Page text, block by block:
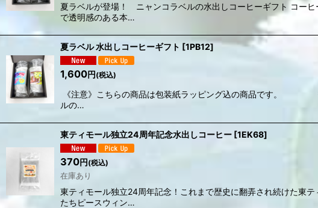
夏ラベルが登場！ ニャンコラベルの水出しコーヒーギフト コー
で透明感のある本…
夏ラベル 水出しコーヒーギフト [1PB12]
1,600円 (税込)
《注意》こちらの商品は包装紙ラッピング込の商品です。 ＊
ルの…
東ティモール独立24周年記念水出しコーヒー [1EK68]
370円 (税込)
在庫あり
東ティモール独立24周年記念！これまで歴史に翻弄され続けた東
たちピースウィン…